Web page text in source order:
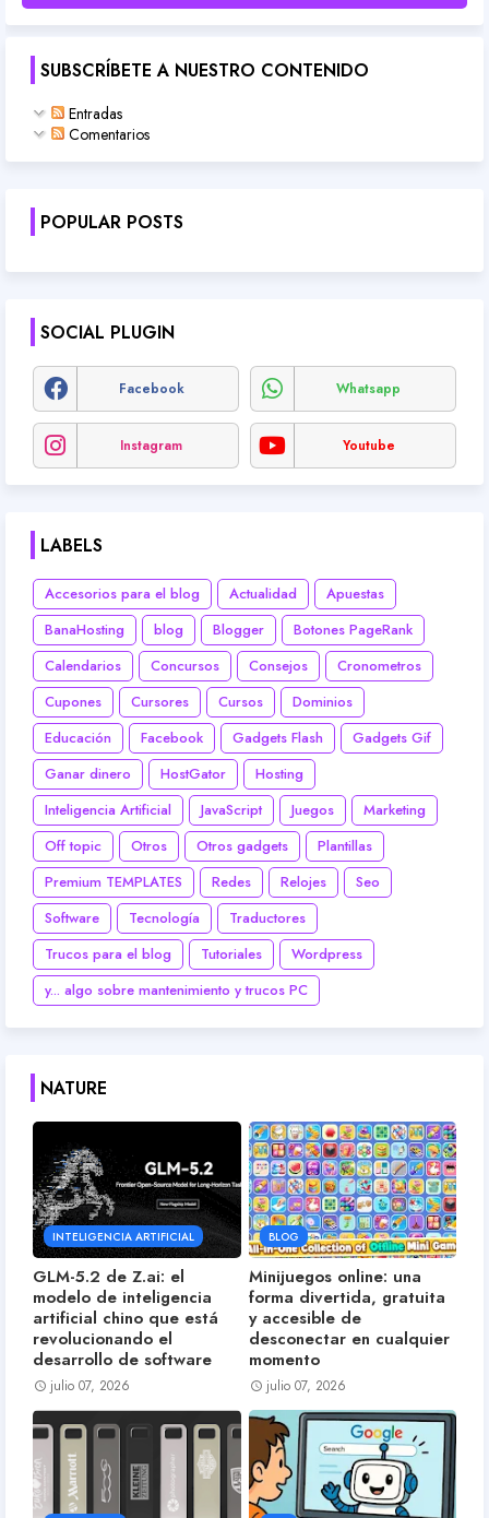
SUBSCRÍBETE A NUESTRO CONTENIDO
Entradas
Comentarios
POPULAR POSTS
SOCIAL PLUGIN
Facebook Whatsapp
Instagram Youtube
LABELS
Accesorios para el blog Actualidad
Apuestas
BanaHosting
blog Blogger
Botones PageRank
Calendarios
Concursos Consejos
Cronometros
Cupones
Cursores Cursos
Dominios
Educación
Facebook Gadgets Flash
Gadgets Gif
Ganar dinero
HostGator
Hosting
Inteligencia Artificial
JavaScript Juegos
Marketing
Off topic
Otros Otros gadgets
Plantillas
Premium TEMPLATES
Redes Relojes
Seo
Software
Tecnología
Traductores
Trucos para el blog
Tutoriales
Wordpress
y... algo sobre mantenimiento y trucos PC
NATURE
INTELIGENCIA ARTIFICIAL
GLM-5.2 de Z.ai: el
modelo de inteligencia
artificial chino que está
revolucionando el
desarrollo de software
julio 07, 2026
BLOG
Minijuegos online: una
forma divertida, gratuita
y accesible de
desconectar en cualquier
momento
julio 07, 2026